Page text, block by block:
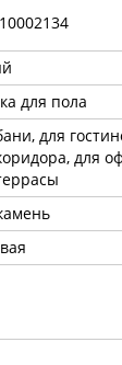
для пола
для
для